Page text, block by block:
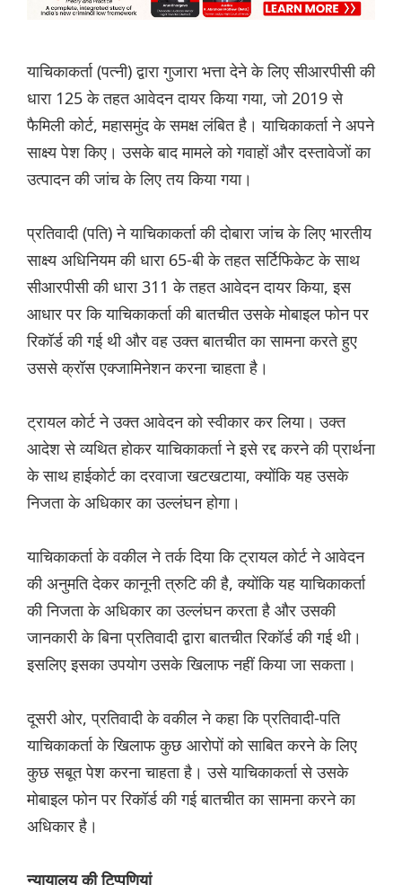
याचिकाकर्ता (पत्नी) द्वारा गुजारा भत्ता देने के लिए सीआरपीसी की
धारा 125 के तहत आवेदन दायर किया गया, जो 2019 से
फैमिली कोर्ट, महासमुंद के समक्ष लंबित है। याचिकाकर्ता ने अपने
साक्ष्य पेश किए। उसके बाद मामले को गवाहों और दस्तावेजों का
उत्पादन की जांच के लिए तय किया गया।
प्रतिवादी (पति) ने याचिकाकर्ता की दोबारा जांच के लिए भारतीय
साक्ष्य अधिनियम की धारा 65-बी के तहत सर्टिफिकेट के साथ
सीआरपीसी की धारा 311 के तहत आवेदन दायर किया, इस
आधार पर कि याचिकाकर्ता की बातचीत उसके मोबाइल फोन पर
रिकॉर्ड की गई थी और वह उक्त बातचीत का सामना करते हुए
उससे क्रॉस एक्जामिनेशन करना चाहता है।
ट्रायल कोर्ट ने उक्त आवेदन को स्वीकार कर लिया। उक्त
आदेश से व्यथित होकर याचिकाकर्ता ने इसे रद्द करने की प्रार्थना
के साथ हाईकोर्ट का दरवाजा खटखटाया, क्योंकि यह उसके
निजता के अधिकार का उल्लंघन होगा।
याचिकाकर्ता के वकील ने तर्क दिया कि ट्रायल कोर्ट ने आवेदन
की अनुमति देकर कानूनी त्रुटि की है, क्योंकि यह याचिकाकर्ता
की निजता के अधिकार का उल्लंघन करता है और उसकी
जानकारी के बिना प्रतिवादी द्वारा बातचीत रिकॉर्ड की गई थी।
इसलिए इसका उपयोग उसके खिलाफ नहीं किया जा सकता।
दूसरी ओर, प्रतिवादी के वकील ने कहा कि प्रतिवादी-पति
याचिकाकर्ता के खिलाफ कुछ आरोपों को साबित करने के लिए
कुछ सबूत पेश करना चाहता है। उसे याचिकाकर्ता से उसके
मोबाइल फोन पर रिकॉर्ड की गई बातचीत का सामना करने का
अधिकार है।
न्यायालय की टिप्पणियां